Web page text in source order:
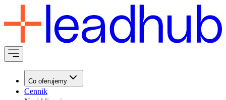
Co oferujemy
Cennik